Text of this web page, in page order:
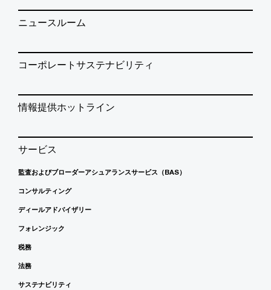
ニュースルーム
コーポレートサステナビリティ
情報提供ホットライン
サービス
監査およびブローダーアシュアランスサービス（BAS）
コンサルティング
ディールアドバイザリー
フォレンジック
税務
法務
サステナビリティ